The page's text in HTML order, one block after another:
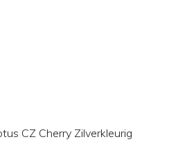
CZ Cherry Zilverkleurig